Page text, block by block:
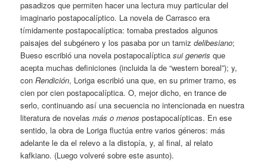
pasadizos que permiten hacer una lectura muy particular del
imaginario postapocalíptico. La novela de Carrasco era
tímidamente postapocalíptica: tomaba prestados algunos
paisajes del subgénero y los pasaba por un tamizdelibesiano;
Bueso escribió una novela postapocalípticasui generis que
acepta muchas definiciones (incluida la de “western boreal”); y,
conRendición, Loriga escribió una que, en su primer tramo, es
cien por cien postapocalíptica. O, mejor dicho, en trance de
serlo, continuando así una secuencia no intencionada en nuestra
literatura de novelasmás o menos postapocalípticas. En ese
sentido, la obra de Loriga fluctúa entre varios géneros: más
adelante le da el relevo a la distopía, y, al final, al relato
kafkiano. (Luego volveré sobre este asunto).